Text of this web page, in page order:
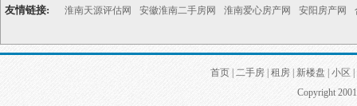
友情链接: 淮南天源评估网 安徽淮南二手房网 淮南爱心房产网 安阳房产网
首页 二手房 租房 新楼盘 小区
Copyright